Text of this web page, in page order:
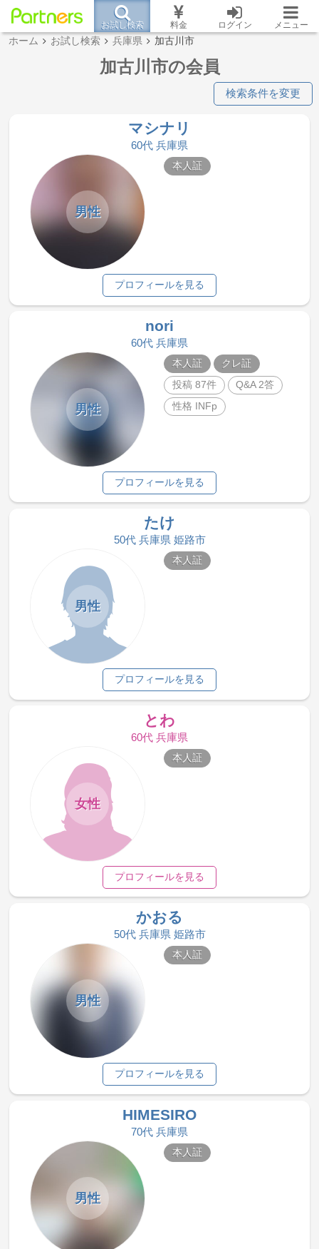
お試し検索 料金 ログイン メニュー
ホーム お試し検索 兵庫県 加古川市
加古川市の会員
検索条件を変更
マシナリ
60代 兵庫県
男性
本人証
プロフィールを見る
nori
60代 兵庫県
男性
本人証
クレ証
投稿 87件
Q&A 2答
性格 INFp
プロフィールを見る
たけ
50代 兵庫県 姫路市
男性
本人証
プロフィールを見る
とわ
60代 兵庫県
女性
本人証
プロフィールを見る
かおる
50代 兵庫県 姫路市
男性
本人証
プロフィールを見る
HIMESIRO
70代 兵庫県
男性
本人証